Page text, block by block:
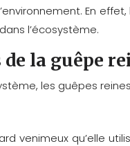
En
l’écosystème.
la guêpe
les guêpes
venimeux qu’elle